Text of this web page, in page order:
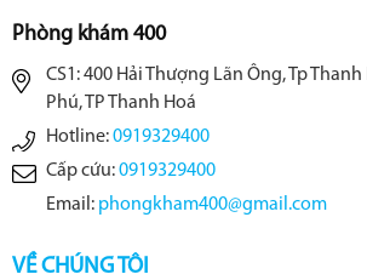
Phòng khám 400
CS1: 400 Hải Thượng Lãn Ông, Tp Thanh
Phú, TP Thanh Hoá
Hotline:0919329400
Cấp cứu:0919329400
Email: phongkham400@gmail.com
VỀ CHÚNG TÔI